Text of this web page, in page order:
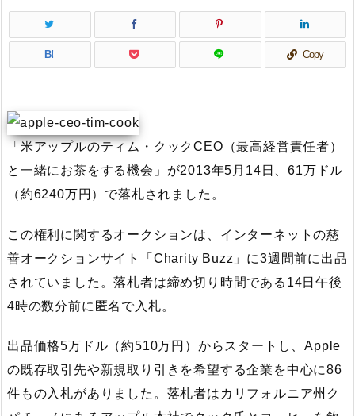
B! Copy
「米アップルのティム・クックCEO（最高経営責任者）
と一緒にお茶をする機会」が2013年5月14日、61万ドル
（約6240万円）で落札されました。
この権利に関するオークションは、インターネットの慈
善オークションサイト「Charity Buzz」に3週間前に出品
されていました。落札者は締め切り時間である14日午後
4時の数分前に匿名で入札。
出品価格5万ドル（約510万円）からスタートし、Apple
の既存取引先や新規取り引きを希望する企業を中心に86
件もの入札がありました。落札者はカリフォルニア州ク